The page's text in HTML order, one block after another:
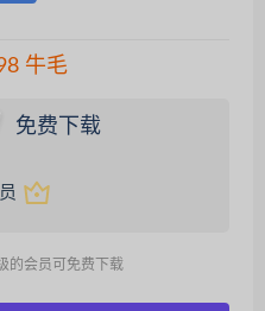
牛毛
免费下载
的会员可免费下载